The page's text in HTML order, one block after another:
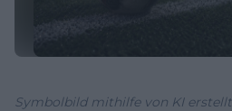
Symbolbild mithilfe von KI erstellt